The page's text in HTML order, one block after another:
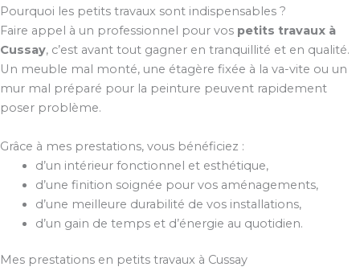
Pourquoi les petits travaux sont indispensables ?
Faire appel à un professionnel pour vos petits travaux à
Cussay, c’est avant tout gagner en tranquillité et en qualité.
Un meuble mal monté, une étagère fixée à la va-vite ou un
mur mal préparé pour la peinture peuvent rapidement
poser problème.
Grâce à mes prestations, vous bénéficiez :
d’un intérieur fonctionnel et esthétique,
d’une finition soignée pour vos aménagements,
d’une meilleure durabilité de vos installations,
d’un gain de temps et d’énergie au quotidien.
Mes prestations en petits travaux à Cussay